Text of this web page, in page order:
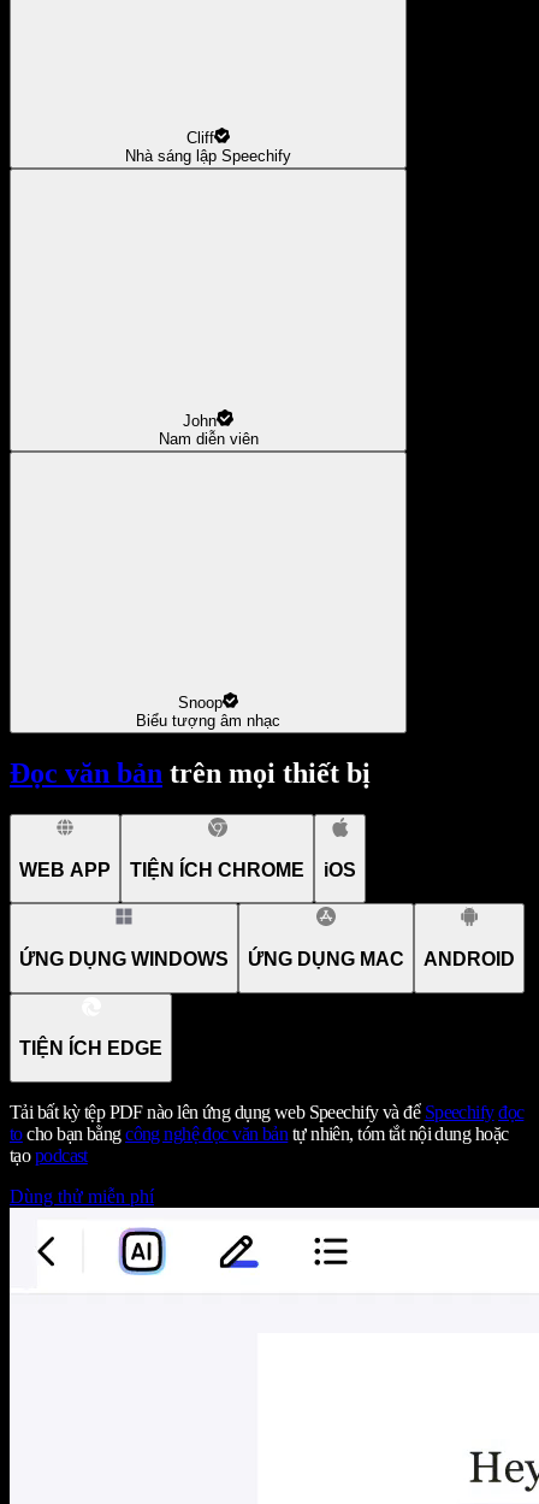
Cliff
Nhà sáng lập Speechify
John
Nam diễn viên
Snoop
Biểu tượng âm nhạc
Đọc văn bản trên mọi thiết bị
WEB APP TIỆN ÍCH CHROME iOS
ỨNG DỤNG WINDOWS ỨNG DỤNG MAC ANDROID
TIỆN ÍCH EDGE
Tải bất kỳ tệp PDF nào lên ứng dụng web Speechify và để Speechify đọc
tocho bạn bằngcông nghệ đọc văn bản tự nhiên, tóm tắt nội dung hoặc
tạopodcast
Dùng thử miễn phí